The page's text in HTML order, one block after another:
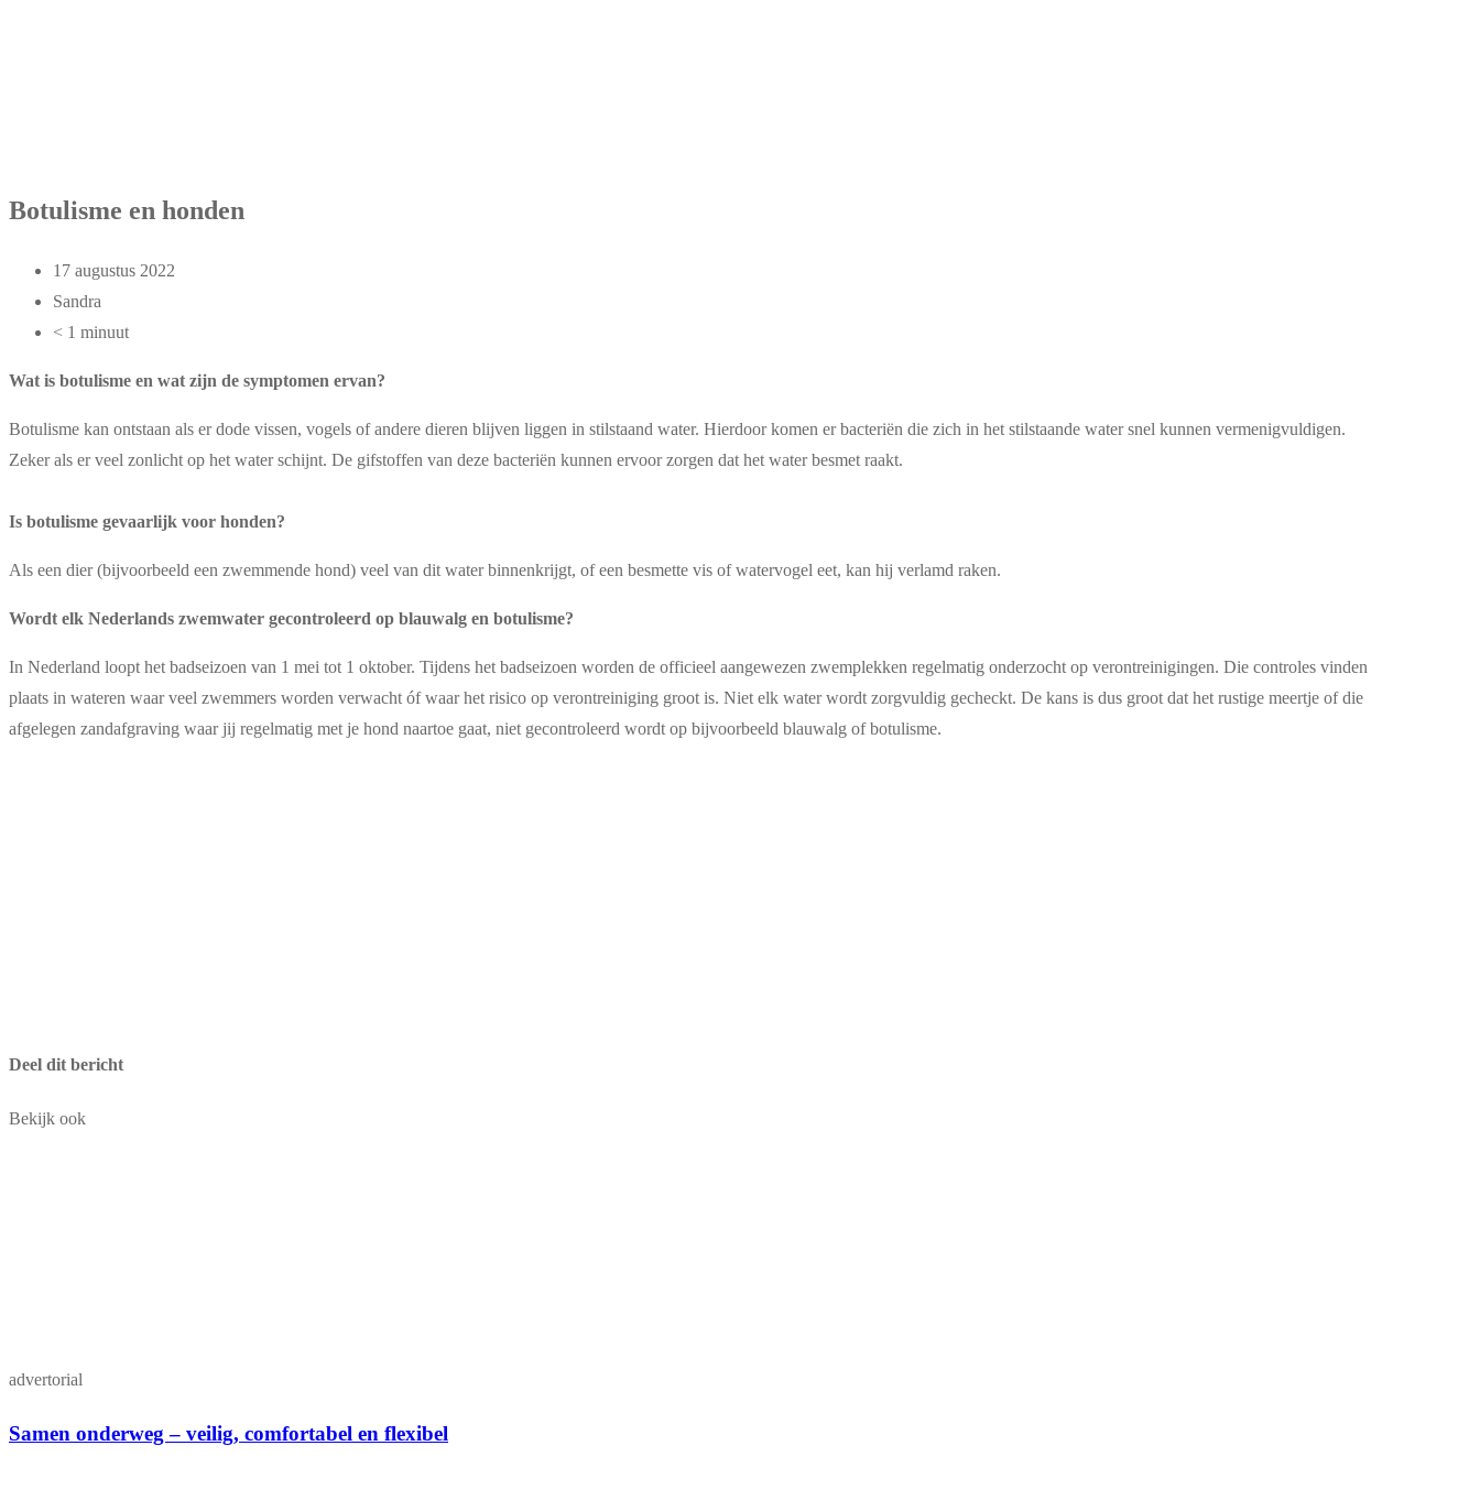
Botulisme en honden
17 augustus 2022
Sandra
< 1 minuut
Wat is botulisme en wat zijn de symptomen ervan?
Botulisme kan ontstaan als er dode vissen, vogels of andere dieren blijven liggen in stilstaand water. Hierdoor komen er bacteriën die zich in het stilstaande water snel kunnen vermenigvuldigen.
Zeker als er veel zonlicht op het water schijnt. De gifstoffen van deze bacteriën kunnen ervoor zorgen dat het water besmet raakt.
Is botulisme gevaarlijk voor honden?
Als een dier (bijvoorbeeld een zwemmende hond) veel van dit water binnenkrijgt, of een besmette vis of watervogel eet, kan hij verlamd raken.
Wordt elk Nederlands zwemwater gecontroleerd op blauwalg en botulisme?
In Nederland loopt het badseizoen van 1 mei tot 1 oktober. Tijdens het badseizoen worden de officieel aangewezen zwemplekken regelmatig onderzocht op verontreinigingen. Die controles vinden
plaats in wateren waar veel zwemmers worden verwacht óf waar het risico op verontreiniging groot is. Niet elk water wordt zorgvuldig gecheckt. De kans is dus groot dat het rustige meertje of die
afgelegen zandafgraving waar jij regelmatig met je hond naartoe gaat, niet gecontroleerd wordt op bijvoorbeeld blauwalg of botulisme.
Deel dit bericht
Bekijk ook
advertorial
Samen onderweg – veilig, comfortabel en flexibel